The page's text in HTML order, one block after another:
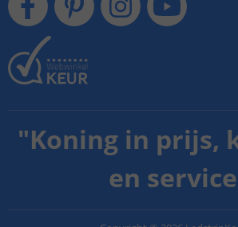
"Koning in prijs,
en service